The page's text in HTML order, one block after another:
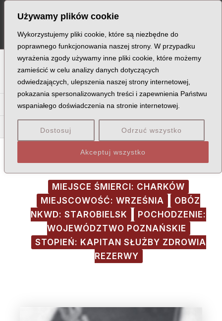
Używamy plików cookie
Wykorzystujemy pliki cookie, które są niezbędne do
poprawnego funkcjonowania naszej strony. W przypadku
wyrażenia zgody używamy inne pliki cookie, które możemy
zamieścić w celu analizy danych dotyczących
odwiedzających, ulepszenia naszej strony internetowej,
pokazania spersonalizowanych treści i zapewnienia Państwu
wspaniałego doświadczenia na stronie internetowej.
Dostosuj Odrzuć wszystko
Akceptuj wszystko
content
B C D E F G H I J K L Ł M
O P Q R S T U V W X Z
Ja Je Jo Ju
Jac Jag Jap Jas
MIEJSCE ŚMIERCI: CHARKÓW
MIEJSCOWOŚĆ: WRZEŚNIA
OBÓZ
NKWD: STAROBIELSK
POCHODZENIE:
WOJEWÓDZTWO POZNAŃSKIE
STOPIEŃ: KAPITAN SŁUŻBY ZDROWIA
REZERWY
navigation